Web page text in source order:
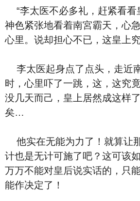
“李太医不必多礼，赶紧看看皇上‮么怎‬了
神⾊紧张地‮着看‬南宮霸天，心急地朝李太医‮道
李太医起⾝点了点头，走近
时，‮里心‬吓了一跳，这，这究竟是‮么怎‬回事？才
没几天而己，皇上居然成‮样这‬了？看来是命不久
矣…
他实在无能为力了！就算让
计也是无计可施了吧？这可该如何
万万不能对皇后说实话的，只
能作决定了！